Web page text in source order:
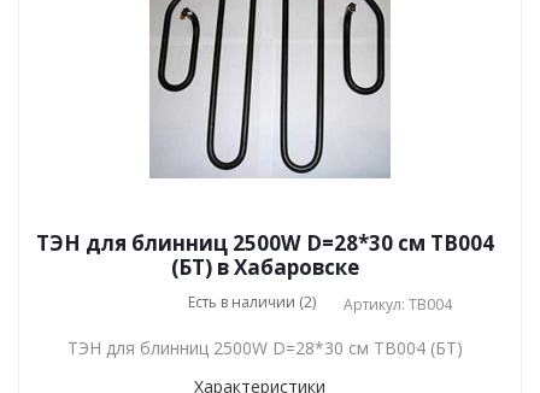
ТЭН для блинниц 2500W D=28*30 см TB004
(БТ) в Хабаровске
Есть в наличии (2) Артикул: TB004
ТЭН для блинниц 2500W D=28*30 см TB004 (БТ)
Характеристики